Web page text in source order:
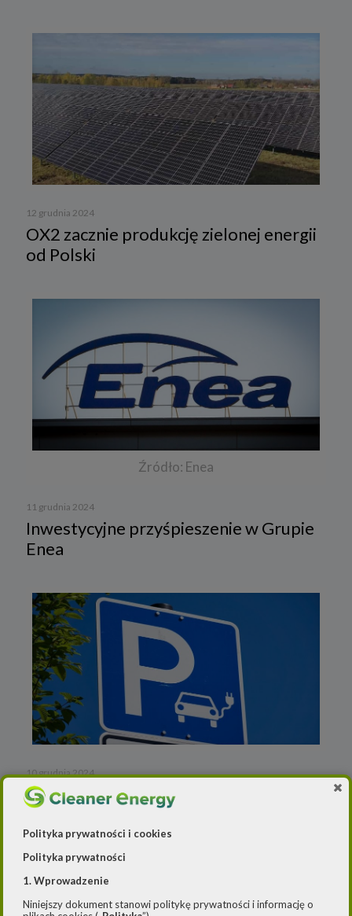
12 grudnia 2024
OX2 zacznie produkcję zielonej energii
od Polski
Źródło: Enea
11 grudnia 2024
Inwestycyjne przyśpieszenie w Grupie
Enea
10 grudnia 2024
NFOŚiGW swoją decyzją zgasił popyt
na elektryki w Polsce
Czyżby rozwój infrastruktury do ładowania
Polityka prywatności i cookies
Polityka prywatności
1. Wprowadzenie
Niniejszy dokument stanowi politykę prywatności i informację o